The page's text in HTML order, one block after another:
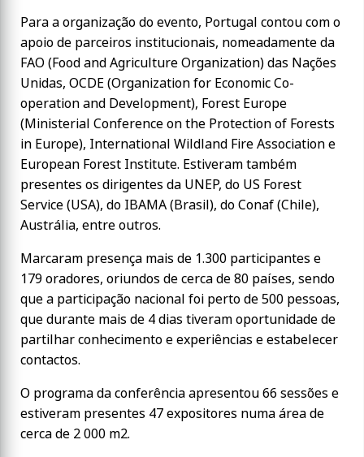
Para a organização do evento, Portugal contou com o
apoio de parceiros institucionais, nomeadamente da
FAO (Food and Agriculture Organization) das Nações
Unidas, OCDE (Organization for Economic Co-
operation and Development), Forest Europe
(Ministerial Conference on the Protection of Forests
in Europe), International Wildland Fire Association e
European Forest Institute. Estiveram também
presentes os dirigentes da UNEP, do US Forest
Service (USA), do IBAMA (Brasil), do Conaf (Chile),
Austrália, entre outros.
Marcaram presença mais de 1.300 participantes e
179 oradores, oriundos de cerca de 80 países, sendo
que a participação nacional foi perto de 500 pessoas,
que durante mais de 4 dias tiveram oportunidade de
partilhar conhecimento e experiências e estabelecer
contactos.
O programa da conferência apresentou 66 sessões e
estiveram presentes 47 expositores numa área de
cerca de 2 000 m2.